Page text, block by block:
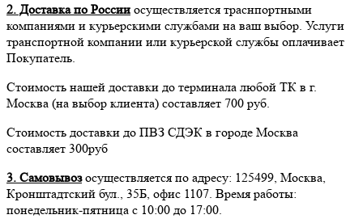
2. Доставка по России осуществляется траснпортными
компаниями и курьерскими службами на ваш выбор. Услуги
транспортной компании или курьерской службы оплачивает
Покупатель.
Стоимость нашей доставки до терминала любой ТК в г.
Москва (на выбор клиента) составляет 700 руб.
Стоимость доставки до ПВЗ СДЭК в городе Москва
составляет 300руб
3. Самовывозосуществляется по адресу: 125499, Москва,
Кронштадтский бул., 35Б, офис 1107. Время работы:
понедельник-пятница с 10:00 до 17:00.